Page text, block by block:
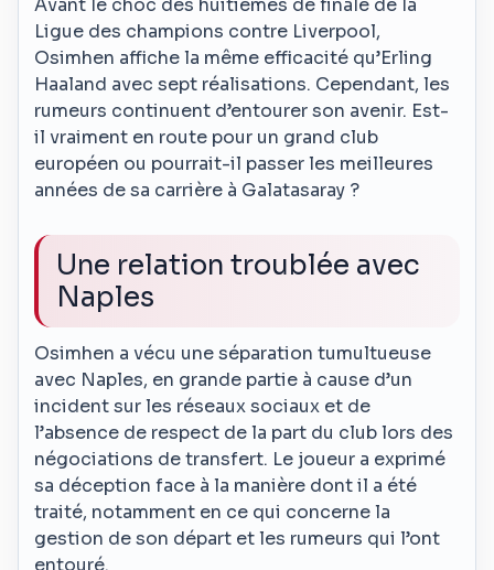
Avant le choc des huitièmes de finale de la
Ligue des champions contre Liverpool,
Osimhen affiche la même efficacité qu’Erling
Haaland avec sept réalisations. Cependant, les
rumeurs continuent d’entourer son avenir. Est-
il vraiment en route pour un grand club
européen ou pourrait-il passer les meilleures
années de sa carrière à Galatasaray ?
Une relation troublée avec
Naples
Osimhen a vécu une séparation tumultueuse
avec Naples, en grande partie à cause d’un
incident sur les réseaux sociaux et de
l’absence de respect de la part du club lors des
négociations de transfert. Le joueur a exprimé
sa déception face à la manière dont il a été
traité, notamment en ce qui concerne la
gestion de son départ et les rumeurs qui l’ont
entouré.